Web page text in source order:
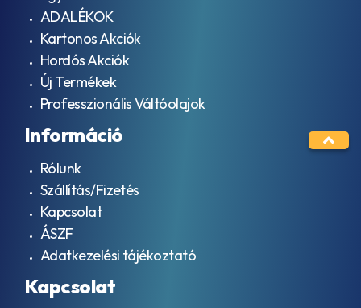
ADALÉKOK
Kartonos Akciók
Hordós Akciók
Új Termékek
Professzionális Váltóolajok
Információ
Rólunk
Szállítás/Fizetés
Kapcsolat
ÁSZF
Adatkezelési tájékoztató
Kapcsolat